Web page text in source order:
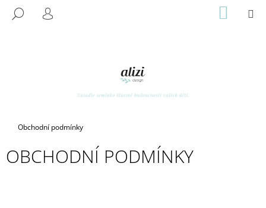
HLEDAT
PŘIHLÁŠENÍ KOŠÍK
Domů
Obchodní podmínky
OBCHODNÍ PODMÍNKY
T
E